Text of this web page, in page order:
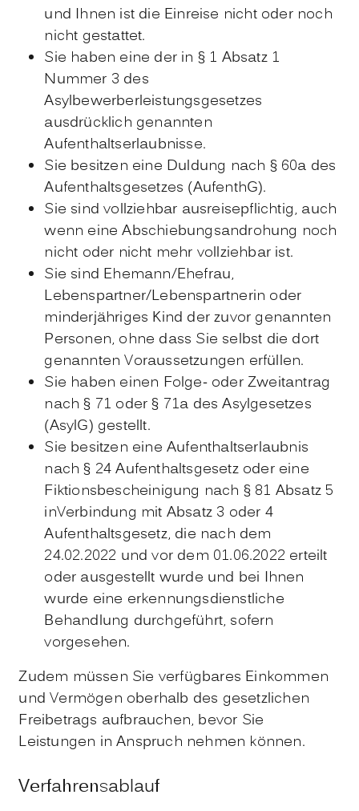
und Ihnen ist die Einreise nicht oder noch
nicht gestattet.
Sie haben eine der in § 1 Absatz 1
Nummer 3 des
Asylbewerberleistungsgesetzes
ausdrücklich genannten
Aufenthaltserlaubnisse.
Sie besitzen eine Duldung nach § 60a des
Aufenthaltsgesetzes (AufenthG).
Sie sind vollziehbar ausreisepflichtig, auch
wenn eine Abschiebungsandrohung noch
nicht oder nicht mehr vollziehbar ist.
Sie sind Ehemann/Ehefrau,
Lebenspartner/Lebenspartnerin oder
minderjähriges Kind der zuvor genannten
Personen, ohne dass Sie selbst die dort
genannten Voraussetzungen erfüllen.
Sie haben einen Folge- oder Zweitantrag
nach § 71 oder § 71a des Asylgesetzes
(AsylG) gestellt.
Sie besitzen eine Aufenthaltserlaubnis
nach § 24 Aufenthaltsgesetz oder eine
Fiktionsbescheinigung nach § 81 Absatz 5
inVerbindung mit Absatz 3 oder 4
Aufenthaltsgesetz, die nach dem
24.02.2022 und vor dem 01.06.2022 erteilt
oder ausgestellt wurde und bei Ihnen
wurde eine erkennungsdienstliche
Behandlung durchgeführt, sofern
vorgesehen.
Zudem müssen Sie verfügbares Einkommen
und Vermögen oberhalb des gesetzlichen
Freibetrags aufbrauchen, bevor Sie
Leistungen in Anspruch nehmen können.
Verfahrensablauf